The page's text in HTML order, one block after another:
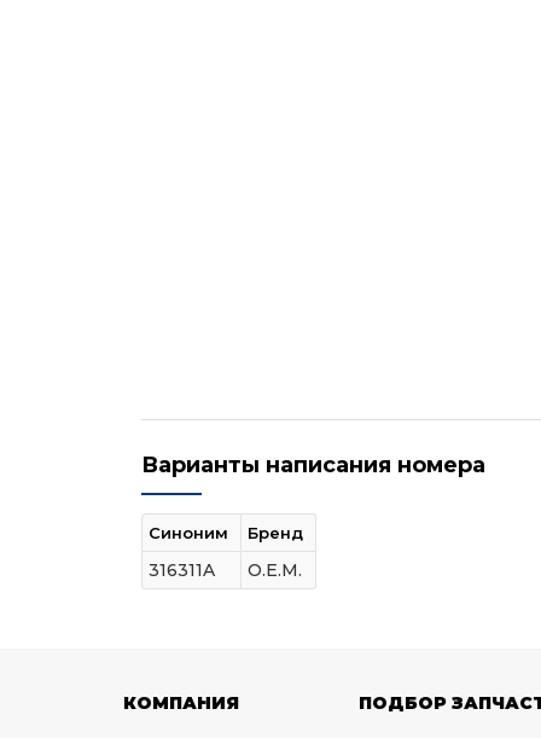
Варианты написания номера
Синоним Бренд
316311A O.E.M.
КОМПАНИЯ ПОДБОР